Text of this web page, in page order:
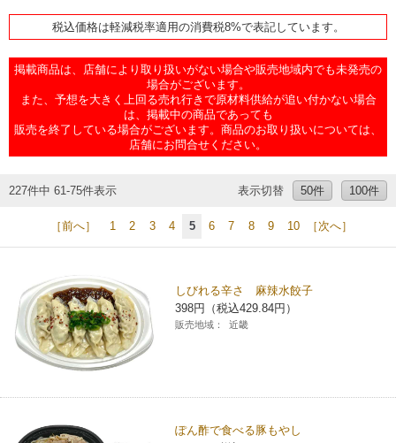
食の安全・安心への取組み
ギフト
プリペイドカード・金券
マルチコピー機でできることトップ
コピー
プリント
ファクス
プリペイドサービス
スポーツ振興くじ
便利なサービス
宅配便
切手・はがき・印紙
ご利用可能なお支払い方法
スマホプリペイド
レジでApple Accountにチャージ
チケットサービス
JTB
セブン‐イレブンでお受取り
ごあいさつ
企業理念
会社概要
売上高、店舗数推移
セブン‐イレブンの海外事業
サステナビリティトップ
セブン＆アイ・ホールディングスの重点課題
サステナビリティ活動基本方針
GREEN CHALLENGE 2050
4VISIONS
サステナビリティニュース
サステナビリティレポート
報告書ライブラリー
加盟店オーナー募集 物件募集・購入
アルバイト情報
店舗検索
ネットショッピング
Language
English (Corporate)
English (Services)
中文[繁體字](服務)
简体中文(服务)
한국어(서비스)
ภาษาไทย(บริการ)
税込価格は軽減税率適用の消費税8%で表記しています。
掲載商品は、店舗により取り扱いがない場合や販売地域内でも未発売の
場合がございます。
また、予想を大きく上回る売れ行きで原材料供給が追い付かない場合
は、掲載中の商品であっても
販売を終了している場合がございます。商品のお取り扱いについては、
店舗にお問合せください。
227件中 61-75件表示 表示切替 50件 100件
［前へ］ 1 2 3 4 5 6 7 8 9 10 ［次へ］
しびれる辛さ 麻辣水餃子
398円（税込429.84円）
販売地域： 近畿
ぽん酢で食べる豚もやし